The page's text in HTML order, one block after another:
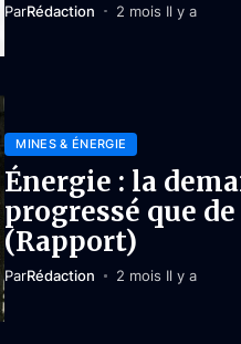
ParRédaction 2 mois Il y a
MINES & ÉNERGIE
Énergie : la
progressé que de
(Rapport)
ParRédaction 2 mois Il y a